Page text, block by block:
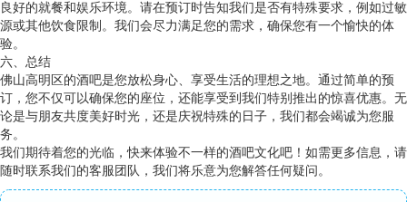
良好的就餐和娱乐环境。请在预订时告知我们是否有特殊要求，例如过敏
源或其他饮食限制。我们会尽力满足您的需求，确保您有一个愉快的体
验。
六、总结
佛山高明区的酒吧是您放松身心、享受生活的理想之地。通过简单的预
订，您不仅可以确保您的座位，还能享受到我们特别推出的惊喜优惠。无
论是与朋友共度美好时光，还是庆祝特殊的日子，我们都会竭诚为您服
务。
我们期待着您的光临，快来体验不一样的酒吧文化吧！如需更多信息，请
随时联系我们的客服团队，我们将乐意为您解答任何疑问。